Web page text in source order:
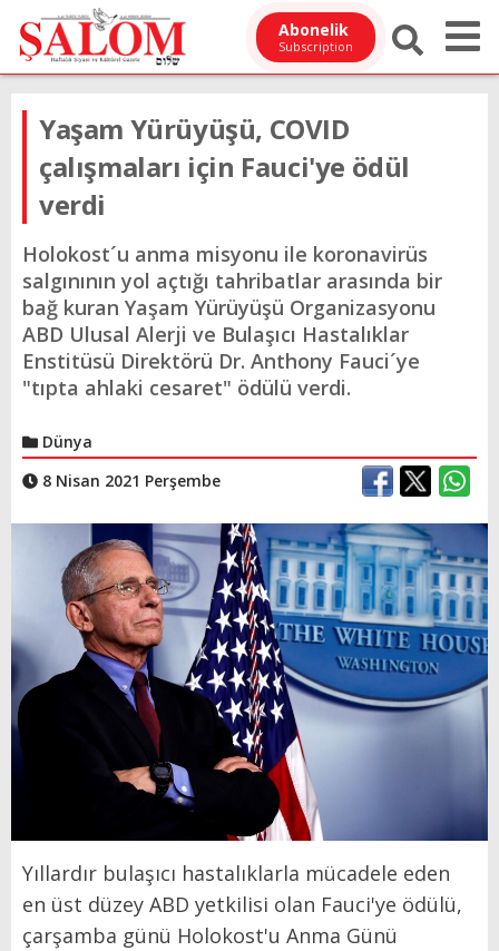
Abonelik
Subscription
Yaşam Yürüyüşü, COVID
çalışmaları için Fauci'ye ödül
verdi
Holokost´u anma misyonu ile koronavirüs
salgınının yol açtığı tahribatlar arasında bir
bağ kuran Yaşam Yürüyüşü Organizasyonu
ABD Ulusal Alerji ve Bulaşıcı Hastalıklar
Enstitüsü Direktörü Dr. Anthony Fauci´ye
"tıpta ahlaki cesaret" ödülü verdi.
Dünya
8 Nisan 2021 Perşembe
Yıllardır bulaşıcı hastalıklarla mücadele eden
en üst düzey ABD yetkilisi olan Fauci'ye ödülü,
çarşamba günü Holokost'u Anma Günü